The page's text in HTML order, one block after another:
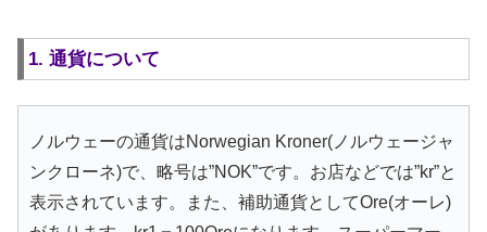
1. 通貨について
ノルウェーの通貨はNorwegian Kroner(ノルウェージャ
ンクローネ)で、略号は”NOK”です。お店などでは”kr”と
表示されています。また、補助通貨としてOre(オーレ)